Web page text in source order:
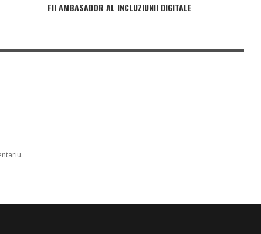
FII AMBASADOR AL INCLUZIUNII DIGITALE